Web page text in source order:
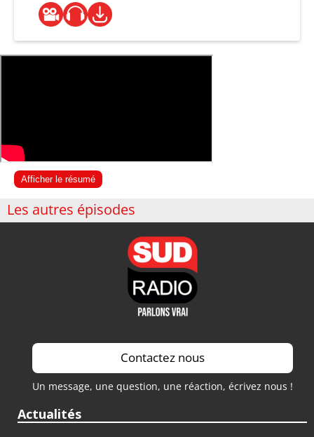
Afficher le résumé
Les autres épisodes
Contactez nous
Un message, une question, une réaction, écrivez nous !
Actualités